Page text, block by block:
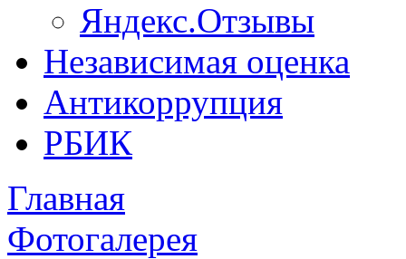
Яндекс.Отзывы
Независимая оценка
Антикоррупция
РБИК
Главная
Фотогалерея